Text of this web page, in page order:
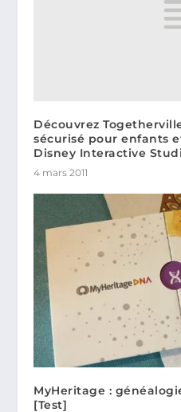
Découvrez
sécurisé pour enfants
Disney Interactive
4 mars 2011
MyHeritage :
[Test]